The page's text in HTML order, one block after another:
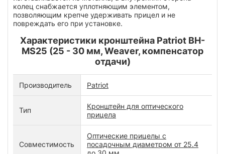
колец снабжается уплотняющим элементом,
позволяющим крепче удерживать прицел и не
повреждать его при установке.
Характеристики кронштейна Patriot BH-
MS25 (25 - 30 мм, Weaver, компенсатор
отдачи)
Производитель Patriot
Тип
Кронштейн для оптического
прицела
Совместимость
Оптические прицелы с
посадочным диаметром от 25.4